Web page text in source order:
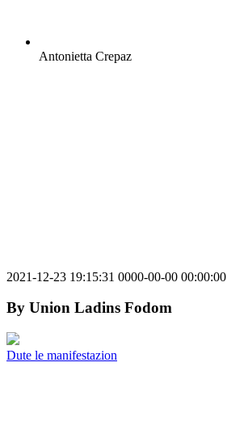
Antonietta Crepaz
2021-12-23 19:15:31 0000-00-00 00:00:00
By Union Ladins Fodom
Dute le manifestazion